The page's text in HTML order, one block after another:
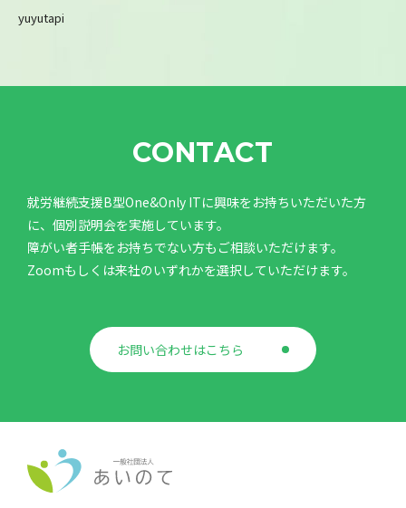
yuyutapi
CONTACT
就労継続支援B型One&Only ITに興味をお持ちいただいた方
に、個別説明会を実施しています。
障がい者手帳をお持ちでない方もご相談いただけます。
Zoomもしくは来社のいずれかを選択していただけます。
お問い合わせはこちら